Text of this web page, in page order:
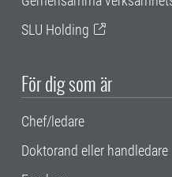
SLU Holding
För dig som är
Chef/ledare
Doktorand eller handledare